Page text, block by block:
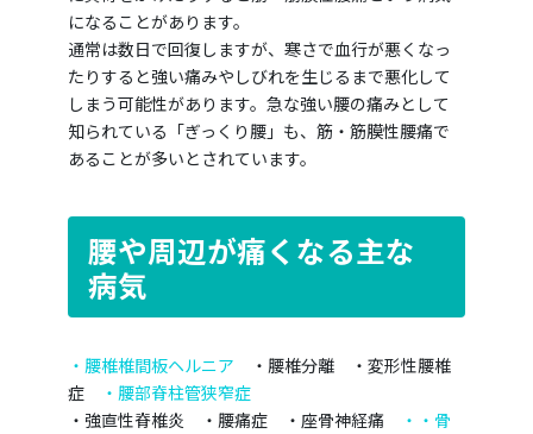
になることがあります。
通常は数日で回復しますが、寒さで血行が悪くなっ
たりすると強い痛みやしびれを生じるまで悪化して
しまう可能性があります。急な強い腰の痛みとして
知られている「ぎっくり腰」も、筋・筋膜性腰痛で
あることが多いとされています。
腰や周辺が痛くなる主な
病気
・腰椎椎間板ヘルニア ・腰椎分離 ・変形性腰椎
症
・腰部脊柱管狭窄症
・強直性脊椎炎 ・腰痛症 ・座骨神経痛
・・骨